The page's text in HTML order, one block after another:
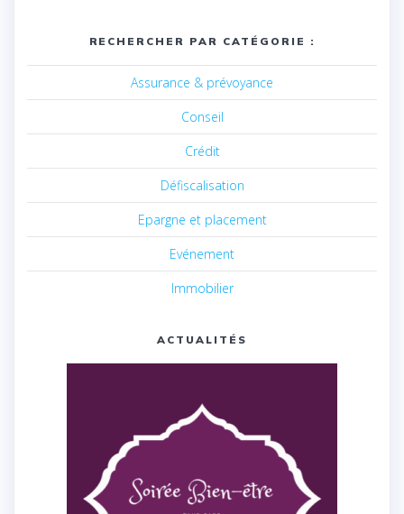
RECHERCHER PAR CATÉGORIE :
Assurance & prévoyance
Conseil
Crédit
Défiscalisation
Epargne et placement
Evénement
Immobilier
ACTUALITÉS